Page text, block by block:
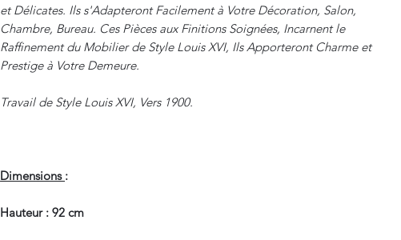
et Délicates. Ils s'Adapteront Facilement à Votre Décoration, Salon,
Chambre, Bureau. Ces Pièces aux Finitions Soignées, Incarnent le
Raffinement du Mobilier de Style Louis XVI, Ils Apporteront Charme et
Prestige à Votre Demeure.
Travail de Style Louis XVI, Vers 1900.
Dimensions :
Hauteur : 92 cm